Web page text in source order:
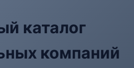
каталог
компаний